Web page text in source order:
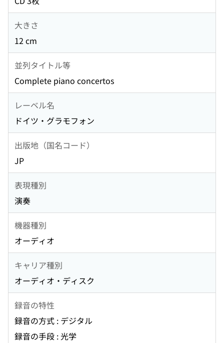
大きさ
12 cm
並列タイトル等
Complete piano concertos
レーベル名
ドイツ・グラモフォン
出版地（国名コード）
JP
表現種別
演奏
機器種別
オーディオ
キャリア種別
オーディオ・ディスク
録音の特性
録音の方式 : デジタル
録音の手段 : 光学